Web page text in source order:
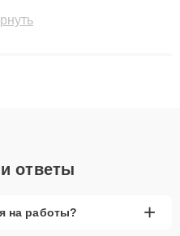
до 3 лет. Наши мастера
ответы
на работы? +